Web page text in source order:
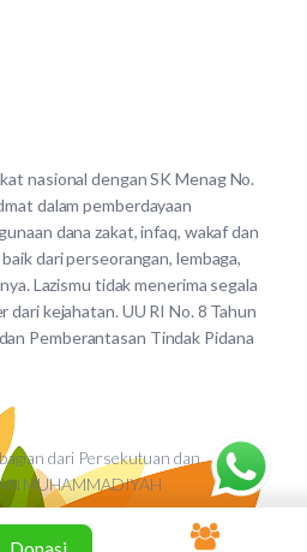
nasional dengan SK Menag No.
dalam pemberdayaan
dana zakat, infaq, wakaf dan
dari perseorangan, lembaga,
Lazismu tidak menerima segala
kejahatan. UU RI No. 8 Tahun
Pemberantasan Tindak Pidana
dari Persekutuan dan
MUHAMMADIYAH